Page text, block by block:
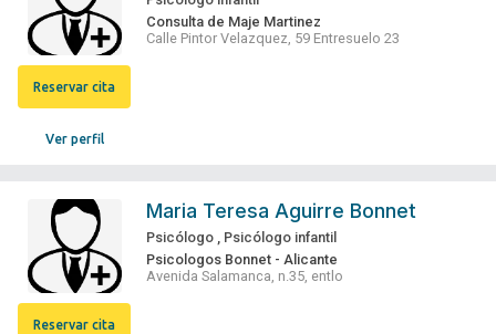
Ver perfil
Reservar cita
Consulta de Maje Martinez
Calle Pintor Velazquez, 59 Entresuelo 23
Reservar cita
Maria Teresa Aguirre Bonnet
Psicólogo , Psicólogo infantil
Psicologos Bonnet - Alicante
Avenida Salamanca, n.35, entlo